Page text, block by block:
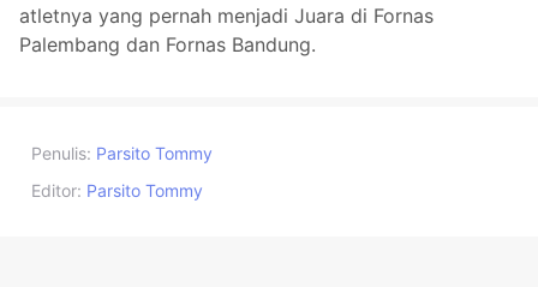
atletnya yang pernah menjadi Juara di Fornas
Palembang dan Fornas Bandung.
Penulis: Parsito Tommy
Editor: Parsito Tommy